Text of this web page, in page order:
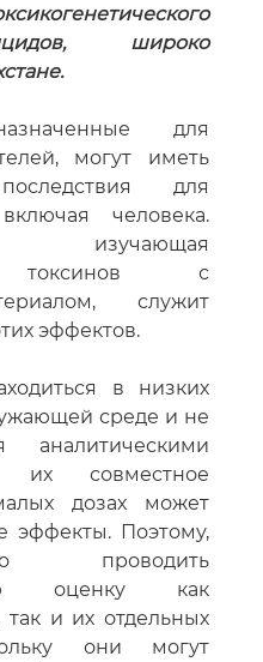
широко
для
могут иметь
для
человека.
изучающая
токсинов с
служит
эффектов.
в низких
среде и не
аналитическими
их совместное
дозах может
эффекты. Поэтому,
проводить
оценку как
и их отдельных
они могут